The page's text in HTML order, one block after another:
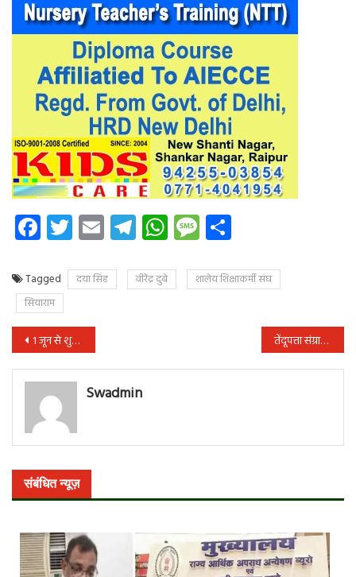
Facebook
Twitter
EmailTelegram
WhatsApp
Message
Tagged दया सिंह वीरेंद्र दुबे
शालेय शिक्षाकर्मी संघ
सियाराम
पोस्ट
नेविगेशन
1 जून से शुरू होने जा रही 200 ट्रेनों के लिए तेजी से हो रही है टिकटों की बुकिंग तेंदूपत्ता संग्राहकों की बीमा योजना बंद करना आदिवासियों के साथ अन्याय-बृजमोहन
Swadmin
संबंधित न्यूज़